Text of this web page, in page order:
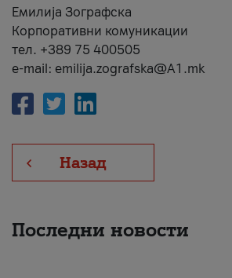
Емилија Зографска
Корпоративни комуникации
тел. +389 75 400505
e-mail: emilija.zografska@A1.mk
Назад
Последни новости